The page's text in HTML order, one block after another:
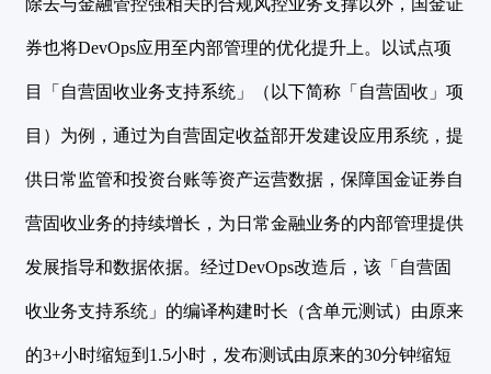
除去与金融管控强相关的合规风控业务支撑以外，国金证
券也将DevOps应用至内部管理的优化提升上。以试点项
目「自营固收业务支持系统」（以下简称「自营固收」项
目）为例，通过为自营固定收益部开发建设应用系统，提
供日常监管和投资台账等资产运营数据，保障国金证券自
营固收业务的持续增长，为日常金融业务的内部管理提供
发展指导和数据依据。经过DevOps改造后，该「自营固
收业务支持系统」的编译构建时长（含单元测试）由原来
的3+小时缩短到1.5小时，发布测试由原来的30分钟缩短